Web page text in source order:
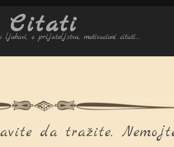
Citati
o prijateljstvu, motivacioni citati…
da tražite.